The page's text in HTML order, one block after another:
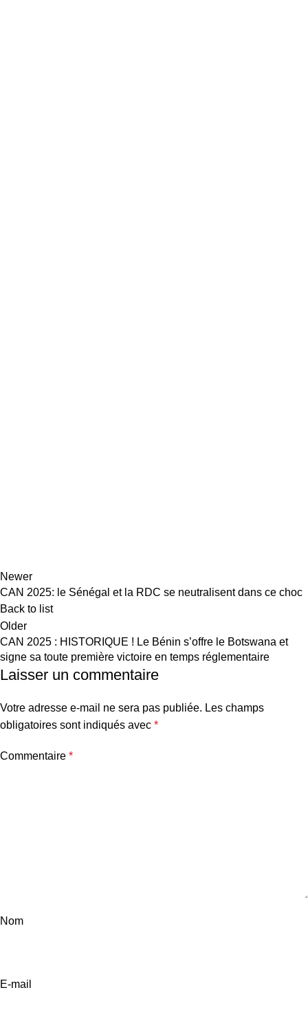
Newer
CAN 2025: le Sénégal et la RDC se neutralisent dans ce choc
Back to list
Older
CAN 2025 : HISTORIQUE ! Le Bénin s’offre le Botswana et
signe sa toute première victoire en temps réglementaire
Laisser un commentaire
Votre adresse e-mail ne sera pas publiée. Les champs
obligatoires sont indiqués avec *
Commentaire *
Nom
E-mail